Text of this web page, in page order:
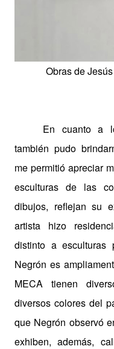
Obras de
En cuanto a
también pudo
me permitió apreciar
esculturas de las
dibujos, reflejan su
artista hizo
distinto a
Negrón es
MECA tienen
diversos colores del
que Negrón observó
exhiben, además,